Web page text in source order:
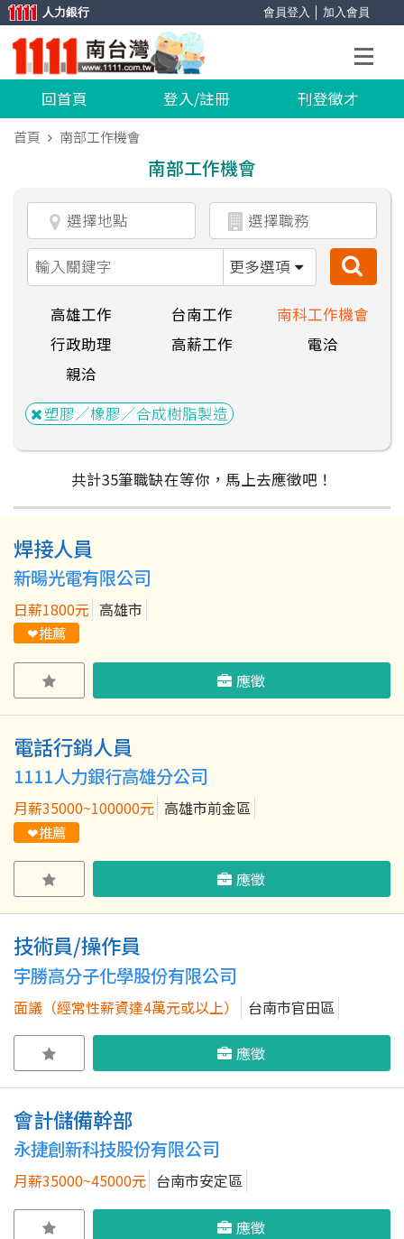
會員登入 加入會員
人力銀行
回首頁 登入/註冊 刊登徵才
首頁 南部工作機會
南部工作機會
更多選項
高雄工作 台南工作
南科工作機會
行政助理
高薪工作
電洽
親洽
塑膠／橡膠／合成樹脂製造
共計35筆職缺在等你，馬上去應徵吧！
焊接人員
新暘光電有限公司
日薪1800元 高雄市
❤推薦
應徵
電話行銷人員
1111人力銀行高雄分公司
月薪35000~100000元 高雄市前金區
❤推薦
應徵
技術員/操作員
宇勝高分子化學股份有限公司
面議（經常性薪資達4萬元或以上） 台南市官田區
應徵
會計儲備幹部
永捷創新科技股份有限公司
月薪35000~45000元 台南市安定區
應徵